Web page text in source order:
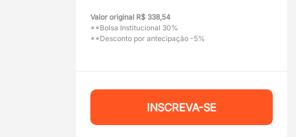
Valor original R$ 338,54
**Bolsa Institucional 30%
**Desconto por antecipação -5%
INSCREVA-SE